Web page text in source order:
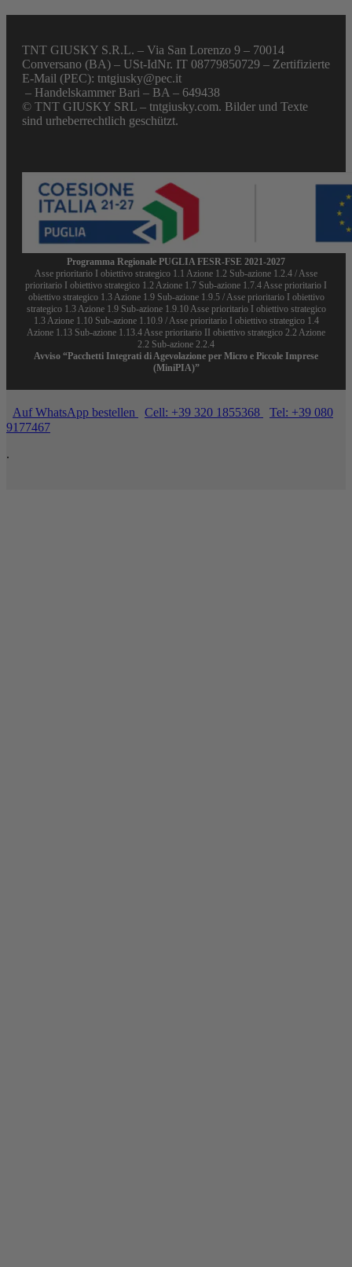
TNT GIUSKY S.R.L. – Via San Lorenzo 9 – 70014
Conversano (BA) – USt-IdNr. IT 08779850729 – Zertifizierte
E-Mail (PEC): tntgiusky@pec.it
– Handelskammer Bari – BA – 649438
© TNT GIUSKY SRL – tntgiusky.com. Bilder und Texte
sind urheberrechtlich geschützt.
Programma Regionale PUGLIA FESR-FSE 2021-2027
Asse prioritario I obiettivo strategico 1.1 Azione 1.2 Sub-azione 1.2.4 / Asse
prioritario I obiettivo strategico 1.2 Azione 1.7 Sub-azione 1.7.4 Asse prioritario I
obiettivo strategico 1.3 Azione 1.9 Sub-azione 1.9.5 / Asse prioritario I obiettivo
strategico 1.3 Azione 1.9 Sub-azione 1.9.10 Asse prioritario I obiettivo strategico
1.3 Azione 1.10 Sub-azione 1.10.9 / Asse prioritario I obiettivo strategico 1.4
Azione 1.13 Sub-azione 1.13.4 Asse prioritario II obiettivo strategico 2.2 Azione
2.2 Sub-azione 2.2.4
Avviso “Pacchetti Integrati di Agevolazione per Micro e Piccole Imprese
(MiniPIA)”
Auf WhatsApp bestellen Cell: +39 320 1855368
Tel: +39 080
9177467
.